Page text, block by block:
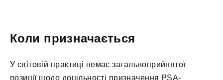
Коли призначається
У світовій практиці немає загальноприйнятої
позиції щодо доцільності призначення PSA-